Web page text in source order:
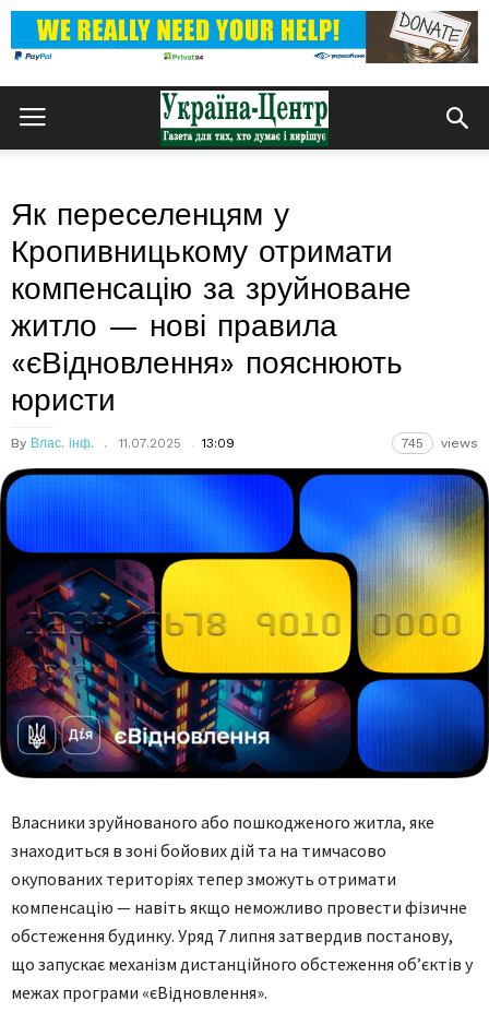
Як переселенцям у
Кропивницькому отримати
компенсацію за зруйноване
житло — нові правила
«єВідновлення» пояснюють
юристи
By Влас. інф. 11.07.2025 13:09 745 views
Власники зруйнованого або пошкодженого житла, яке
знаходиться в зоні бойових дій та на тимчасово
окупованих територіях тепер зможуть отримати
компенсацію — навіть якщо неможливо провести фізичне
обстеження будинку. Уряд 7 липня затвердив постанову,
що запускає механізм дистанційного обстеження об’єктів у
межах програми «єВідновлення».